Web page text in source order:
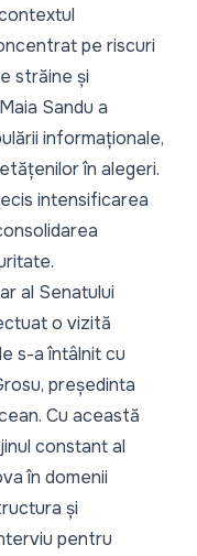
pe riscuri
străine și
Sandu a
informaționale,
în alegeri.
intensificarea
al Senatului
o vizită
s-a întâlnit cu
președinta
Cu această
constant al
în domenii
și
pentru